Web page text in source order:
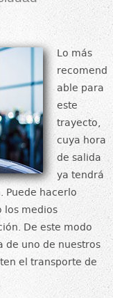
Lo más
recomend
able para
este
trayecto,
cuya hora
de salida
ya tendrá
Puede hacerlo
los medios
De este modo
de uno de nuestros
el transporte de